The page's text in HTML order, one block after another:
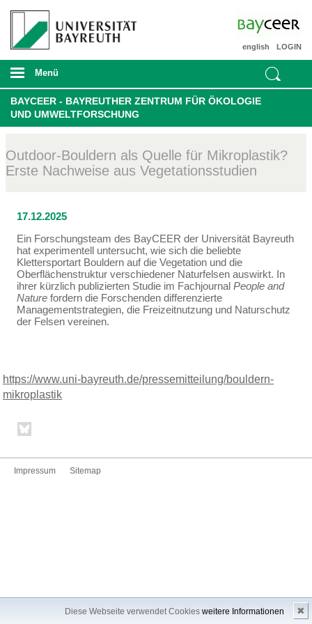
Diese Webseite verwendet Cookies weitere Informationen ✖
LOGIN
english
Menü
BAYCEER - BAYREUTHER ZENTRUM FÜR ÖKOLOGIE
UND UMWELTFORSCHUNG
Outdoor-Bouldern als Quelle für Mikroplastik?
Erste Nachweise aus Vegetationsstudien
17.12.2025
Ein Forschungsteam des BayCEER der Universität Bayreuth
hat experimentell untersucht, wie sich die beliebte
Klettersportart Bouldern auf die Vegetation und die
Oberflächenstruktur verschiedener Naturfelsen auswirkt. In
ihrer kürzlich publizierten Studie im Fachjournal People and
Nature fordern die Forschenden differenzierte
Managementstrategien, die Freizeitnutzung und Naturschutz
der Felsen vereinen.
https://www.uni-bayreuth.de/pressemitteilung/bouldern-
mikroplastik
Impressum Sitemap